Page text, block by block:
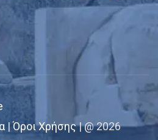
|Όροι Χρήσης| @ 2026